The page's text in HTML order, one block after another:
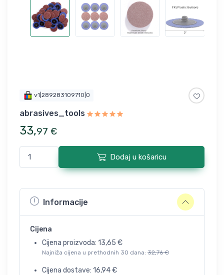
v1|289283109710|0
abrasives_tools
33,97 €
Dodaj u košaricu
Informacije
Cijena
Cijena proizvoda: 13,65 €
Najniža cijena u prethodnih 30 dana: 32,76 €
Cijena dostave: 16,94€